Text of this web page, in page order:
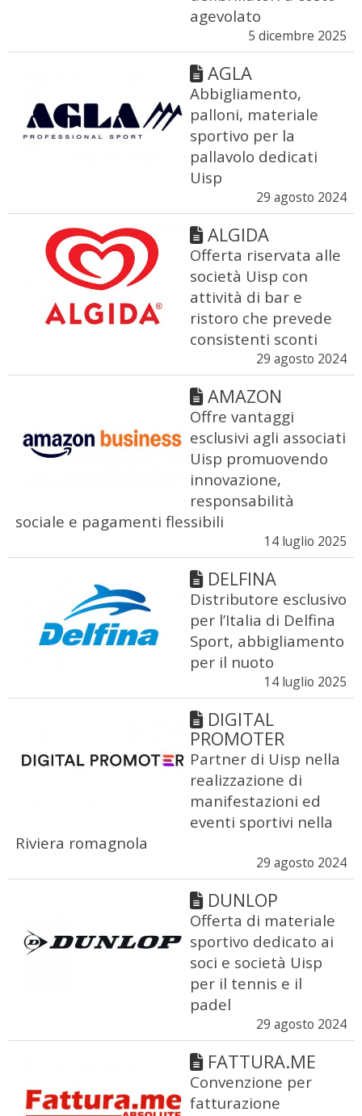
agevolato
5 dicembre 2025
AGLA
Abbigliamento,
palloni, materiale
sportivo per la
pallavolo dedicati
Uisp
29 agosto 2024
ALGIDA
Offerta riservata alle
società Uisp con
attività di bar e
ristoro che prevede
consistenti sconti
29 agosto 2024
AMAZON
Offre vantaggi
esclusivi agli associati
Uisp promuovendo
innovazione,
responsabilità
sociale e pagamenti flessibili
14 luglio 2025
DELFINA
Distributore esclusivo
per l’Italia di Delfina
Sport, abbigliamento
per il nuoto
14 luglio 2025
DIGITAL
PROMOTER
Partner di Uisp nella
realizzazione di
manifestazioni ed
eventi sportivi nella
Riviera romagnola
29 agosto 2024
DUNLOP
Offerta di materiale
sportivo dedicato ai
soci e società Uisp
per il tennis e il
padel
29 agosto 2024
FATTURA.ME
Convenzione per
fatturazione